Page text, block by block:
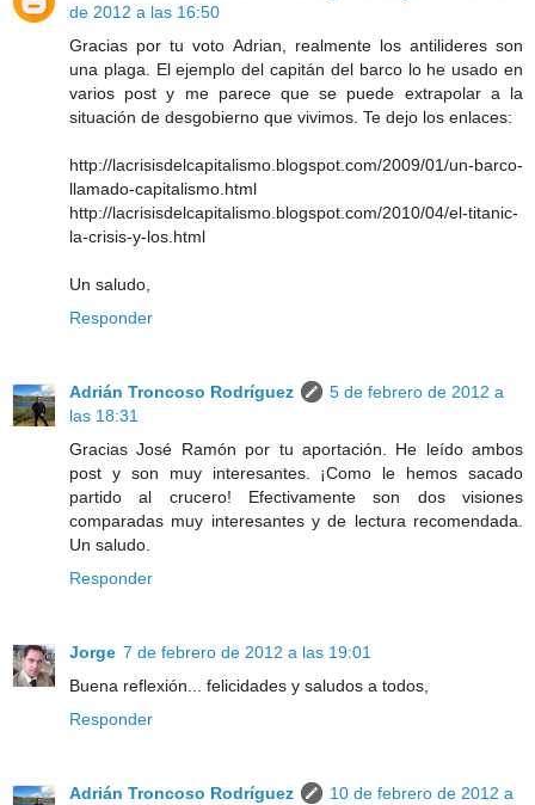
de 2012 a las 16:50
Gracias por tu voto Adrian, realmente los antilideres son
una plaga. El ejemplo del capitán del barco lo he usado en
varios post y me parece que se puede extrapolar a la
situación de desgobierno que vivimos. Te dejo los enlaces:
http://lacrisisdelcapitalismo.blogspot.com/2009/01/un-barco-
llamado-capitalismo.html
http://lacrisisdelcapitalismo.blogspot.com/2010/04/el-titanic-
la-crisis-y-los.html
Un saludo,
Responder
Adrián Troncoso Rodríguez
5 de febrero de 2012 a
las 18:31
Gracias José Ramón por tu aportación. He leído ambos
post y son muy interesantes. ¡Como le hemos sacado
partido al crucero! Efectivamente son dos visiones
comparadas muy interesantes y de lectura recomendada.
Un saludo.
Responder
Jorge 7 de febrero de 2012 a las 19:01
Buena reflexión... felicidades y saludos a todos,
Responder
Adrián Troncoso Rodríguez
10 de febrero de 2012 a